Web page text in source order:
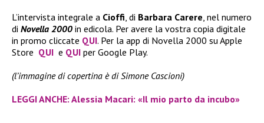
L’intervista integrale a Cioffi , di Barbara Carere , nel numero
di Novella 2000 in edicola. Per avere la vostra copia digitale
in promo cliccate QUI. Per la app di Novella 2000 su Apple
Store QUI e QUI per Google Play.
(l’immagine di copertina è di Simone Cascioni)
LEGGI ANCHE: Alessia Macari: «Il mio parto da incubo»